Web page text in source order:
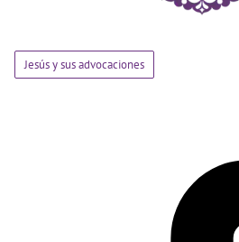
Jesús y sus advocaciones